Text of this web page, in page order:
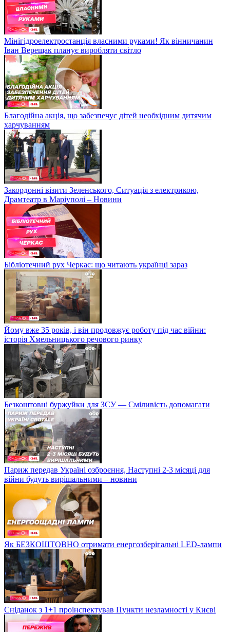
Мінігідроелектростанція власними руками! Як вінничанин
Іван Верещак планує виробляти світло
Благодійна акція, що забезпечує дітей необхідним дитячим
харчуванням
Закордонні візити Зеленського, Ситуація з електрикою,
Драмтеатр в Маріуполі – Новини
Бібліотечний рух Черкас: що читають українці зараз
Йому вже 35 років, і він продовжує роботу під час війни:
історія Хмельницького речового ринку
Безкоштовні буржуйки для ЗСУ — Сміливість допомагати
Париж передав Україні озброєння, Наступні 2-3 місяці для
війни будуть вирішальними – новини
Як БЕЗКОШТОВНО отримати енергозберігальні LED-лампи
Сніданок з 1+1 проінспектував Пункти незламності у Києві